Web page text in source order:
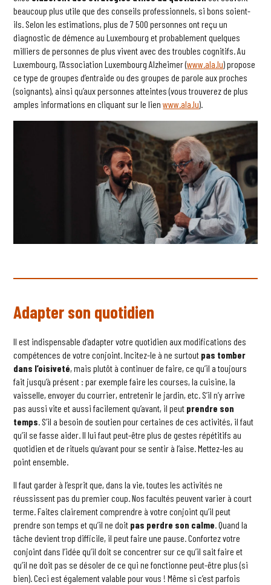
beaucoup plus utile que des conseils professionnels, si bons soient-
ils. Selon les estimations, plus de 7 500 personnes ont reçu un
diagnostic de démence au Luxembourg et probablement quelques
milliers de personnes de plus vivent avec des troubles cognitifs. Au
Luxembourg, l’Association Luxembourg Alzheimer (www.ala.lu) propose
ce type de groupes d’entraide ou des groupes de parole aux proches
(soignants), ainsi qu’aux personnes atteintes (vous trouverez de plus
amples informations en cliquant sur le lienwww.ala.lu).
Adapter son quotidien
Il est indispensable d’adapter votre quotidien aux modifications des
compétences de votre conjoint. Incitez-le à ne surtout pas tomber
dans l’oisiveté, mais plutôt à continuer de faire, ce qu’il a toujours
fait jusqu’à présent : par exemple faire les courses, la cuisine, la
vaisselle, envoyer du courrier, entretenir le jardin, etc. S’il n’y arrive
pas aussi vite et aussi facilement qu’avant, il peut prendre son
temps. S’il a besoin de soutien pour certaines de ces activités, il faut
qu’il se fasse aider. Il lui faut peut-être plus de gestes répétitifs au
quotidien et de rituels qu’avant pour se sentir à l’aise. Mettez-les au
point ensemble.
Il faut garder à l’esprit que, dans la vie, toutes les activités ne
réussissent pas du premier coup. Nos facultés peuvent varier à court
terme. Faites clairement comprendre à votre conjoint qu’il peut
prendre son temps et qu’il ne doit pas perdre son calme. Quand la
tâche devient trop difficile, il peut faire une pause. Confortez votre
conjoint dans l’idée qu’il doit se concentrer sur ce qu’il sait faire et
qu’il ne doit pas se désoler de ce qui ne fonctionne peut-être plus (si
bien). Ceci est également valable pour vous ! Même si c’est parfois